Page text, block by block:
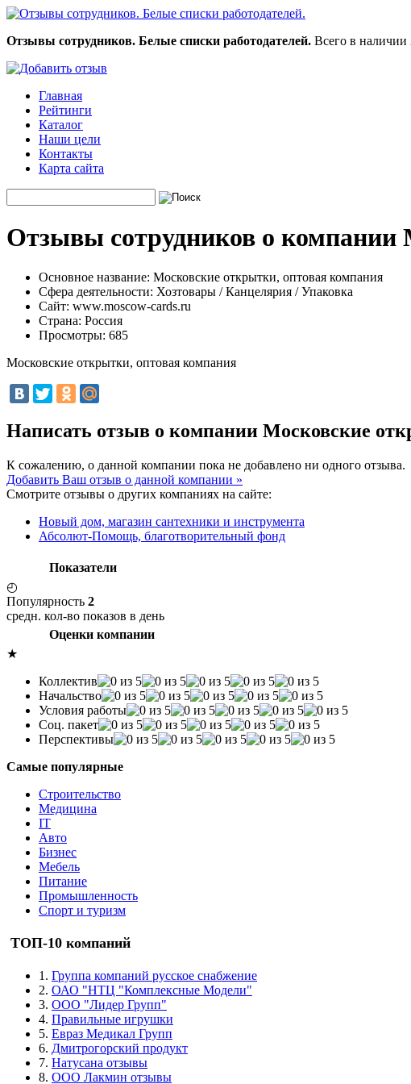
Отзывы сотрудников. Белые списки работодателей. Всего в наличии
Главная
Рейтинги
Каталог
Наши цели
Контакты
Карта сайта
Отзывы сотрудников о компании
Основное название: Московские открытки, оптовая компания
Сфера деятельности: Хозтовары / Канцелярия / Упаковка
Сайт: www.moscow-cards.ru
Страна: Россия
Просмотры: 685
Московские открытки, оптовая компания
Написать отзыв о компании Московские
К сожалению, о данной компании пока не добавлено ни одного отзыва.
Добавить Ваш отзыв о данной компании »
Смотрите отзывы о других компаниях на сайте:
Новый дом, магазин сантехники и инструмента
Абсолют-Помощь, благотворительный фонд
Показатели
◴
Популярность 2
средн. кол-во показов в день
Оценки компании
★
Коллектив
Начальство
Условия работы
Соц. пакет
Перспективы
Самые популярные
Строительство
Медицина
IT
Авто
Бизнес
Мебель
Питание
Промышленность
Спорт и туризм
ТОП-10 компаний
1. Группа компаний русское снабжение
2. ОАО "НТЦ "Комплексные Модели"
3. ООО "Лидер Групп"
4. Правильные игрушки
5. Евраз Медикал Групп
6. Дмитрогорский продукт
7. Натусана отзывы
8. ООО Лакмин отзывы